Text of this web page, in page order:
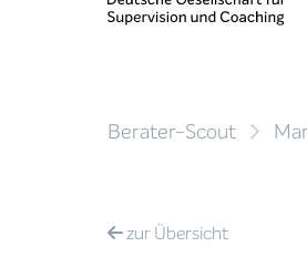
Berater-Scout
zurÜbersicht